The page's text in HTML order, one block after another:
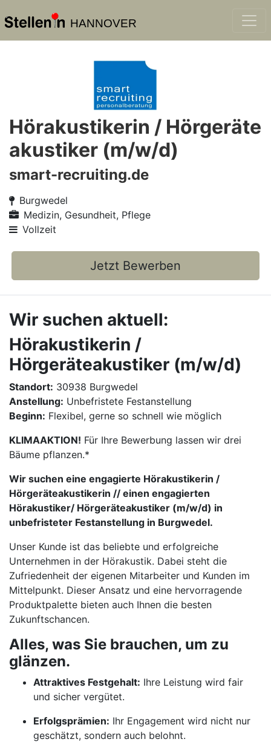
HANNOVER
Hörakustikerin / Hörgeräte
akustiker (m/w/d)
smart-recruiting.de
Burgwedel
Medizin, Gesundheit, Pflege
Vollzeit
Jetzt Bewerben
Wir suchen aktuell:
Hörakustikerin /
Hörgeräteakustiker (m/w/d)
Standort: 30938 Burgwedel
Anstellung: Unbefristete Festanstellung
Beginn: Flexibel, gerne so schnell wie möglich
KLIMAAKTION! Für Ihre Bewerbung lassen wir drei
Bäume pflanzen.*
Wir suchen eine engagierte Hörakustikerin /
Hörgeräteakustikerin // einen engagierten
Hörakustiker/ Hörgeräteakustiker (m/w/d) in
unbefristeter Festanstellung in Burgwedel.
Unser Kunde ist das beliebte und erfolgreiche
Unternehmen in der Hörakustik. Dabei steht die
Zufriedenheit der eigenen Mitarbeiter und Kunden im
Mittelpunkt. Dieser Ansatz und eine hervorragende
Produktpalette bieten auch Ihnen die besten
Zukunftschancen.
Alles, was Sie brauchen, um zu
glänzen.
Attraktives Festgehalt: Ihre Leistung wird fair
und sicher vergütet.
Erfolgsprämien: Ihr Engagement wird nicht nur
geschätzt, sondern auch belohnt.